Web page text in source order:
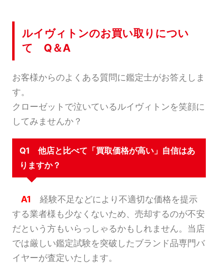
ルイヴィトンのお買い取りについ
て Q＆A
お客様からのよくある質問に鑑定士がお答えしま
す。
クローゼットで泣いているルイヴィトンを笑顔に
してみませんか？
Q1 他店と比べて「買取価格が高い」自信はあ
りますか？
A1 経験不足などにより不適切な価格を提示
する業者様も少なくないため、売却するのが不安
だという方もいらっしゃるかもしれません。当店
では厳しい鑑定試験を突破したブランド品専門バ
イヤーが査定いたします。